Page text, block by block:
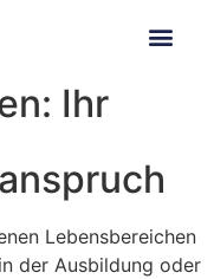
Ihr
Lebensbereichen
der Ausbildung oder